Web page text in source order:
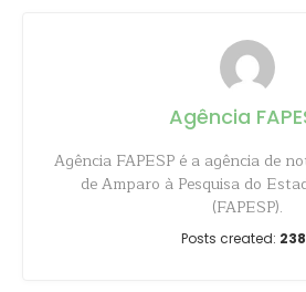
Agência
Agência FAPESP é a agência de
de Amparo à Pesquisa do
(FAPESP).
Posts created: